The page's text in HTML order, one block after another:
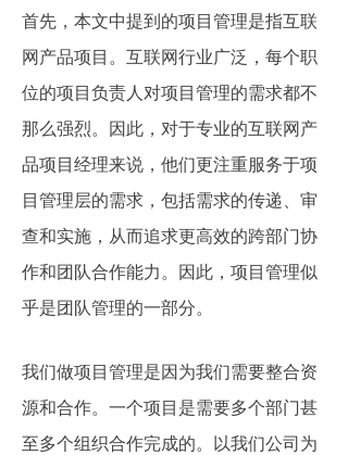
首先，本文中提到的项目管理是指互联
网产品项目。互联网行业广泛，每个职
位的项目负责人对项目管理的需求都不
那么强烈。因此，对于专业的互联网产
品项目经理来说，他们更注重服务于项
目管理层的需求，包括需求的传递、审
查和实施，从而追求更高效的跨部门协
作和团队合作能力。因此，项目管理似
乎是团队管理的一部分。
我们做项目管理是因为我们需要整合资
源和合作。一个项目是需要多个部门甚
至多个组织合作完成的。以我们公司为